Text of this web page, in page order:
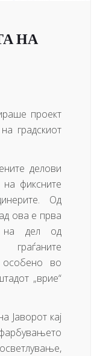
НА
проект
градскиот
делови
фиксните
Од
ова е прва
на дел од
особено во
„врие“
Јаворот кај